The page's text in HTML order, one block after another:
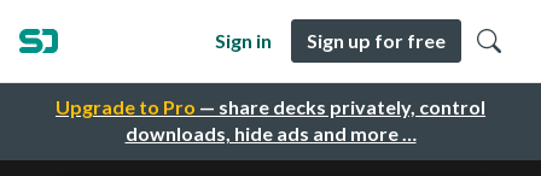
Upgrade to Pro — share decks privately, control
downloads, hide ads and more …
Sign in Sign up for free